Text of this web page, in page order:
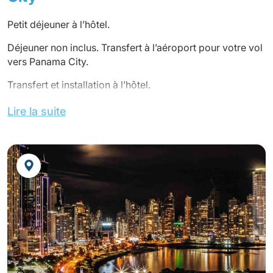
Petit déjeuner à l’hôtel.
Déjeuner non inclus. Transfert à l’aéroport pour votre vol
vers Panama City.
Transfert et installation à l’hôtel.
Dîner non inclus, et nuit à l’hôtel.
Lire la suite